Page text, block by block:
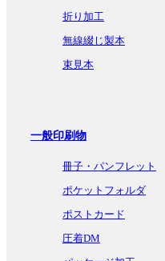
折り加工
無線綴じ製本
束見本
一般印刷物
冊子・パンフレット
ポケットフォルダ
ポストカード
圧着DM